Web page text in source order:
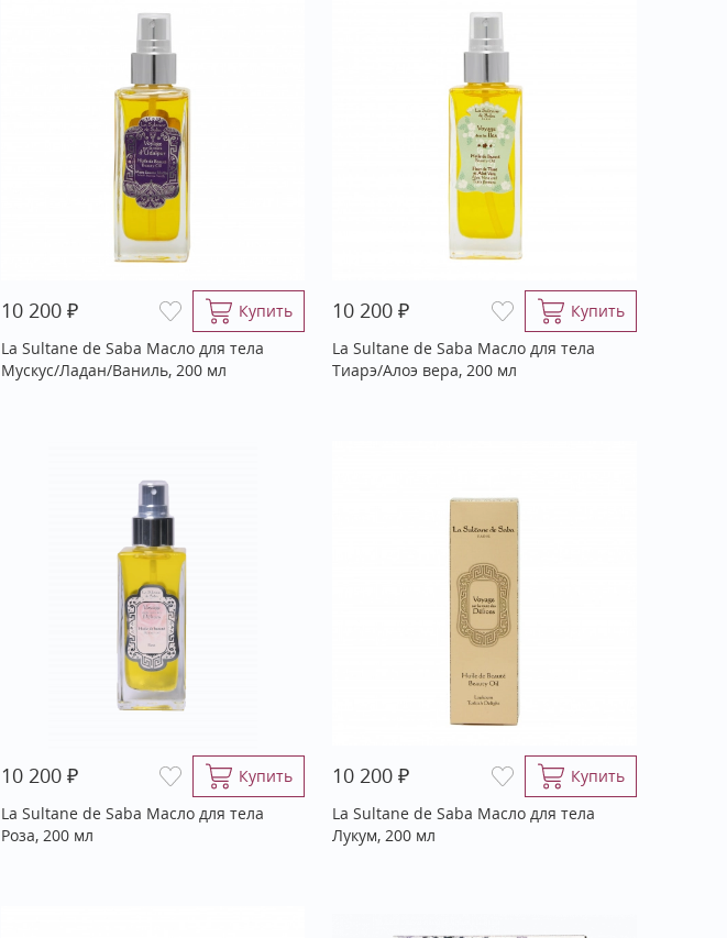
10 200 ₽
Купить
La Sultane de Saba Масло для тела
Мускус/Ладан/Ваниль, 200 мл
10 200₽
Купить
La Sultane de Saba Масло для тела
Тиарэ/Алоэ вера, 200 мл
10 200 ₽
Купить
La Sultane de Saba Масло для тела
Роза, 200 мл
10 200₽
Купить
La Sultane de Saba Масло для тела
Лукум, 200 мл